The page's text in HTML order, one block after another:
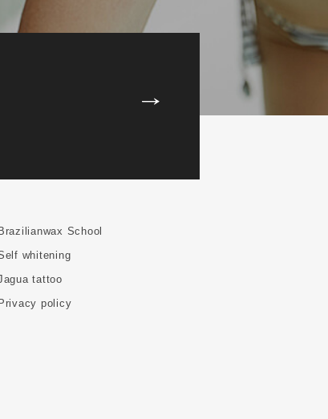
Brazilianwax School
whitening
tattoo
Privacy policy